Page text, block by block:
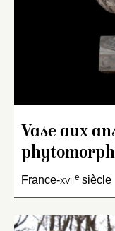
Vase aux
France-xviie siècle